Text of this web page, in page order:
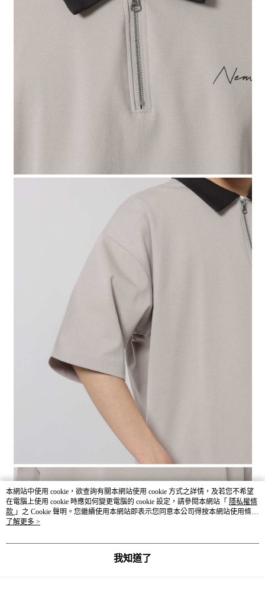
本網站中使用 cookie，欲查詢有關本網站使用 cookie 方式之詳情，及若您不希望
在電腦上使用 cookie 時應如何變更電腦的 cookie 設定，請參閱本網站「 隱私權條
款 」之 Cookie 聲明。您繼續使用本網站即表示您同意本公司得按本網站使用條款
之 Cookie 聲明使用 cookie。
了解更多 >
我知道了